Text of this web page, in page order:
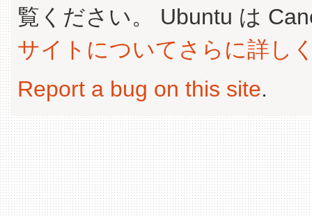
覧ください。 Ubuntu は
サイトについてさらに詳し
Report a bug on this site.